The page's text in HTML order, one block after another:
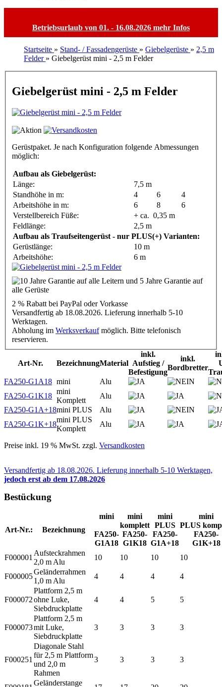
Betriebsurlaub von 01. - 16.08.2026 mehr Infos
Startseite » Stand- / Fassadengerüste » Giebelgerüste » 2,5 m
Felder » Giebelgerüst mini - 2,5 m Felder
Giebelgerüst mini - 2,5 m Felder
Gerüstpaket. Je nach Konfiguration folgende Abmessungen
möglich:
Aufbau als Giebelgerüst:
Länge:
7,5 m
Standhöhe in m:
4 6
4
Arbeitshöhe in m:
6 8
6
Verstellbereich Füße:
+ ca. 0,35 m
Feldlänge:
2,5 m
Aufbau als Traufseitengerüst - nur PLUS(+) Varianten:
Gerüstlänge:
10 m
Arbeitshöhe:
6 m
2 % Rabatt bei PayPal oder Vorkasse
Versandfertig ab 18.08.2026. Lieferung innerhalb 5-10
Werktagen.
Abholung im Werksverkaufmöglich. Bitte telefonisch
reservieren.
Art-Nr. BezeichnungMaterial
inkl.
Aufstieg /
Befestigung
inkl.
Bordbretter
FA250-G1A18 mini
Alu
FA250-G1K18
mini
Komplett
Alu
FA250-G1A+18mini PLUS
Alu
FA250-G1K+18
mini PLUS
Komplett
Alu
Preise inkl. 19 % MwSt. zzgl. Versandkosten
Versandfertig ab 18.08.2026. Lieferung innerhalb 5-10 Werktagen,
jedoch erst ab dem 17.08.2026
Bestückung
Art-Nr.: Bezeichnung
mini
FA250-
G1A18
mini
komplett
FA250-
G1K18
mini
PLUS
FA250-
G1A+18
mini
PLUS
FA250-
G1K+18
F000001
Aufsteckrahmen
2,0 m Alu
10 10 10 10
F000005
Geländerrahmen
1,0 m Alu
4 4 4 4
F000072
Plattform 2,5 m
ohne Luke,
Siebdruckplatte
4 4 5 5
F000073
Plattform 2,5 m
mit Luke,
Siebdruckplatte
3 3 3 3
F000251
Diagonale Stahl
für 2,5 m Plattform
und 2,0 m
Rahmen
3 3 3 3
Geländerstange